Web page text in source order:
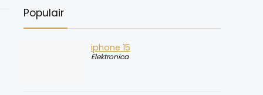
Populair
iphone 15
Elektronica